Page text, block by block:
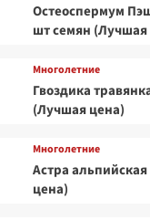
Остеоспермум
шт семян (Лучшая
Многолетние
Гвоздика
(Лучшая цена)
Многолетние
Астра
цена)